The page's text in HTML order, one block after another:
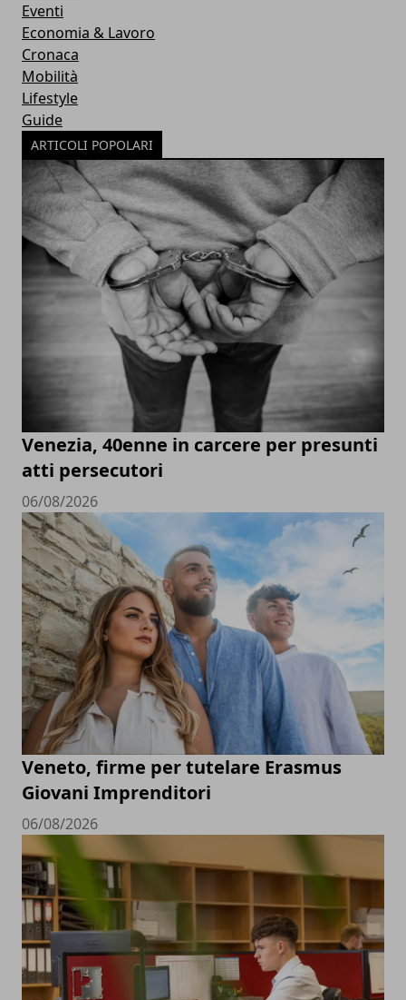
Eventi
Economia & Lavoro
Cronaca
Mobilità
Lifestyle
Guide
ARTICOLI POPOLARI
Venezia, 40enne in carcere per presunti
atti persecutori
06/08/2026
Veneto, firme per tutelare Erasmus
Giovani Imprenditori
06/08/2026